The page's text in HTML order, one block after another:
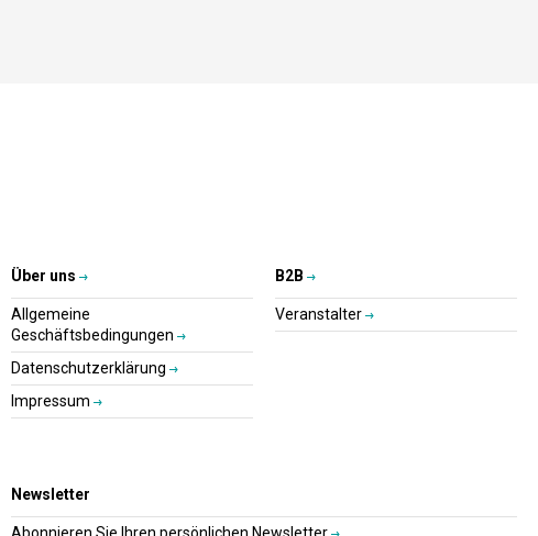
Über uns
Allgemeine
Geschäftsbedingungen
Datenschutzerklärung
Impressum
B2B
Veranstalter
Newsletter